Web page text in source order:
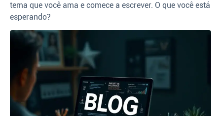
tema que você ama e comece a escrever. O que você está
esperando?